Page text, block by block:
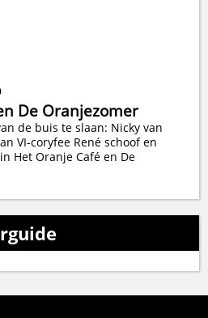
De Oranjezomer
de buis te slaan: Nicky van
VI-coryfee René schoof en
Het Oranje Café en De